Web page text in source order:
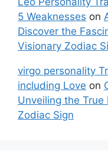
5 Weaknesses on
Discover the
Visionary Zodiac
virgo personality
including Love on
Unveiling the
Zodiac Sign